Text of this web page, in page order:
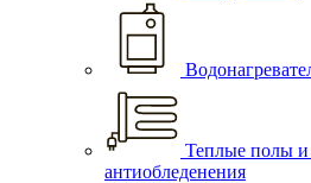
Теплые полы
антиобледенения